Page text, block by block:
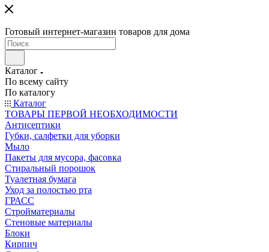
Готовый интернет-магазин товаров для дома
Каталог
По всему сайту
По каталогу
Каталог
ТОВАРЫ ПЕРВОЙ НЕОБХОДИМОСТИ
Антисептики
Губки, салфетки для уборки
Мыло
Пакеты для мусора, фасовка
Стиральный порошок
Туалетная бумага
Уход за полостью рта
ГРАСС
Стройматериалы
Стеновые материалы
Блоки
Кирпич